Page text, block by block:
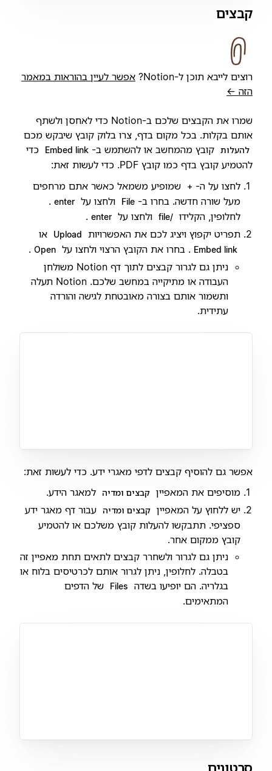
קבצים
רוצים לייבא תוכן ל-Notion?
אפשר לעיין בהוראות במאמר
הזה ←
שמרו את הקבצים שלכם ב-Notion כדי לאחסן ולשתף
אותם בקלות. בכל מקום בדף, צרו בלוק קובץ שיבקש מכם
להעלות קובץ מהמחשב או להשתמש ב- Embed link
כדי
להטמיע קובץ בדף כמו קובץ PDF. כדי לעשות זאת:
לחצו על ה- +
שמופיע משמאל כאשר אתם מרחפים
מעל שורה חדשה. בחרו ב- File ולחצו על enter
.
לחלופין, הקלידו /file ולחצו על enter
.
תפריט יקפוץ ויציג לכם את האפשרויות
Upload או
Embed link . בחרו את הקובץ הרצוי ולחצו על Open
.
ניתן גם לגרור קבצים לתוך דף Notion משולחן
העבודה או מתיקייה במחשב שלכם. Notion תעלה
ותשמור אותם בצורה מאובטחת לגישה והורדה
עתידית.
אפשר גם להוסיף קבצים לדפי מאגרי ידע. כדי לעשות זאת:
מוסיפים את המאפיין קבצים ומדיה למאגר הידע.
יש ללחוץ על המאפיין קבצים ומדיה עבור דף מאגר ידע
ספציפי. תתבקשו להעלות קובץ משלכם או להטמיע
קובץ ממקום אחר.
ניתן גם לגרור ולשחרר קבצים לתאים תחת מאפיין זה
בטבלה. לחלופין, ניתן לגרור אותם לכרטיסים בלוח או
בגלריה. הם יופיעו בשדה
Files
של הדפים
המתאימים.